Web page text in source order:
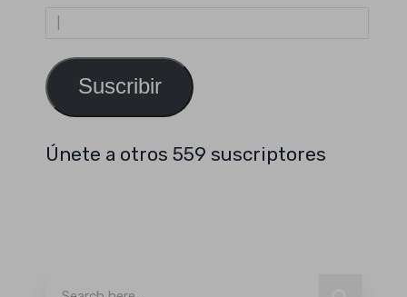
Dirección
de
Suscribir
Únete a otros 559 suscriptores